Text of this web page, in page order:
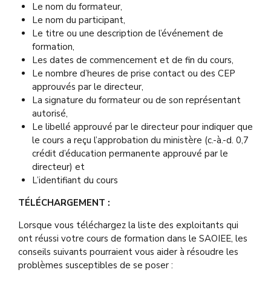
Le nom du formateur,
Le nom du participant,
Le titre ou une description de l’événement de
formation,
Les dates de commencement et de fin du cours,
Le nombre d’heures de prise contact ou des CEP
approuvés par le directeur,
La signature du formateur ou de son représentant
autorisé,
Le libellé approuvé par le directeur pour indiquer que
le cours a reçu l’approbation du ministère (c.-à.-d. 0,7
crédit d’éducation permanente approuvé par le
directeur) et
L’identifiant du cours
TÉLÉCHARGEMENT :
Lorsque vous téléchargez la liste des exploitants qui
ont réussi votre cours de formation dans le SAOIEE, les
conseils suivants pourraient vous aider à résoudre les
problèmes susceptibles de se poser :